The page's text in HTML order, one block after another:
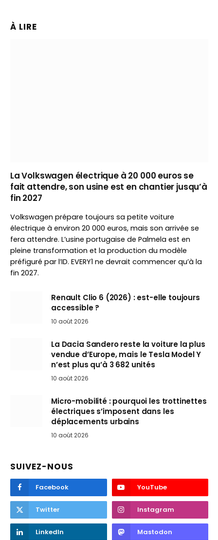
À LIRE
La Volkswagen électrique à 20 000 euros se
fait attendre, son usine est en chantier jusqu’à
fin 2027
Volkswagen prépare toujours sa petite voiture
électrique à environ 20 000 euros, mais son arrivée se
fera attendre. L’usine portugaise de Palmela est en
pleine transformation et la production du modèle
préfiguré par l’ID. EVERY1 ne devrait commencer qu’à la
fin 2027.
Renault Clio 6 (2026) : est-elle toujours
accessible ?
10 août 2026
La Dacia Sandero reste la voiture la plus
vendue d’Europe, mais le Tesla Model Y
n’est plus qu’à 3 682 unités
10 août 2026
Micro-mobilité : pourquoi les trottinettes
électriques s’imposent dans les
déplacements urbains
10 août 2026
SUIVEZ-NOUS
Facebook YouTube
Twitter Instagram
LinkedIn Mastodon